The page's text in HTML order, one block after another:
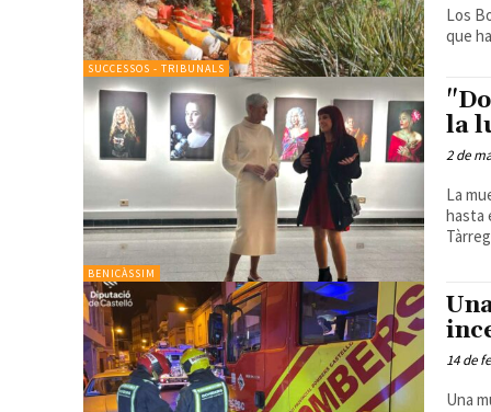
SUCCESSOS - TRIBUNALS
Los
que
BENICÀSSIM
la
2 de
La
hasta el 30 de
14 de
Una